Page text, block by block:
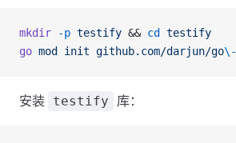
mkdir -p testify && cd
testify
go mod init github.com/darjun/go\-
安装 testify 库：